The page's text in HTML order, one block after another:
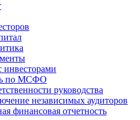
инвеcторами
по МСФО
руководства
независимых аудиторов
финансовая отчетность